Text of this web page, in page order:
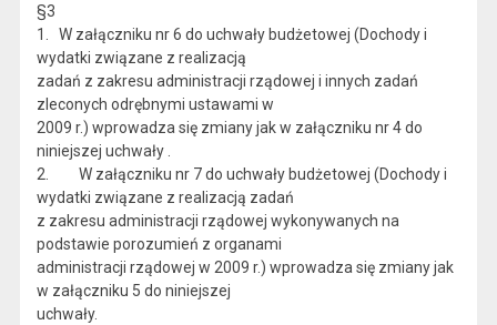
§3
1. W załączniku nr 6 do uchwały budżetowej (Dochody i
wydatki związane z realizacją
zadań z zakresu administracji rządowej i innych zadań
zleconych odrębnymi ustawami w
2009 r.) wprowadza się zmiany jak w załączniku nr 4 do
niniejszej uchwały .
2. W załączniku nr 7 do uchwały budżetowej (Dochody i
wydatki związane z realizacją zadań
z zakresu administracji rządowej wykonywanych na
podstawie porozumień z organami
administracji rządowej w 2009 r.) wprowadza się zmiany jak
w załączniku 5 do niniejszej
uchwały.